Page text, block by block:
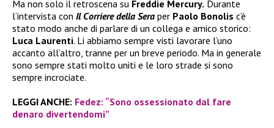
Ma non solo il retroscena su Freddie Mercury. Durante
l’intervista con Il Corriere della Sera per Paolo Bonolis c’è
stato modo anche di parlare di un collega e amico storico:
Luca Laurenti. Li abbiamo sempre visti lavorare l’uno
accanto all’altro, tranne per un breve periodo. Ma in generale
sono sempre stati molto uniti e le loro strade si sono
sempre incrociate.
LEGGI ANCHE: Fedez: “Sono ossessionato dal fare
denaro divertendomi”